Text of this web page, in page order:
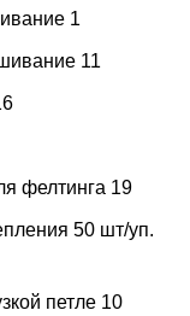
1
11
фелтинга 19
50 шт/уп.
петле 10